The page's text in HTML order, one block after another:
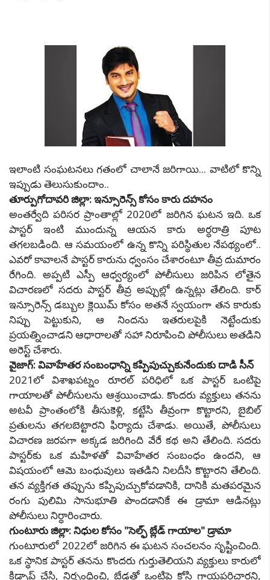
ఇలాంటి సంఘటనలు గతంలో చాలానే జరిగాయి... వాటిలో కొన్ని
ఇప్పుడు తెలుసుకుందాం..
తూర్పుగోదావరి జిల్లా: ఇన్సూరెన్స్ కోసం కారు దహనం
అంతర్వేది పరిసర ప్రాంతాల్లో 2020లో జరిగిన ఘటన ఇది. ఒక
పాస్టర్ ఇంటి ముందున్న ఆయన కారు అర్ధరాత్రి పూట
తగలబడింది. ఆ సమయంలో ఉన్న కొన్ని పరిస్థితుల నేపథ్యంలో..
ఎవరో కావాలనే పాస్టర్ కారును ధ్వంసం చేశారంటూ తీవ్ర దుమారం
రేగింది. అప్పటి ఎస్పీ ఆధ్వర్యంలో పోలీసులు జరిపిన లోతైన
విచారణలో సదరు పాస్టర్ తీవ్ర అప్పుల్లో ఉన్నట్లు తేలింది. కార్
ఇన్సూరెన్స్ డబ్బుల క్లెయిమ్ కోసం అతనే స్వయంగా తన కారుకు
నిప్పు పెట్టుకుని, ఆ నిందను ఇతరులపైకి నెట్టేందుకు
ప్రయత్నించాడని ఆధారాలతో సహా నిరూపించి పోలీసులు అతడిని
అరెస్ట్ చేశారు.
వైజాగ్: వివాహేతర సంబంధాన్ని కప్పిపుచ్చుకునేందుకు దాడి సీన్
2021లో విశాఖపట్నం రూరల్ పరిధిలో ఒక పాస్టర్ ఒంటిపై
గాయాలతో పోలీసులను ఆశ్రయించాడు. కొందరు వ్యక్తులు తనను
అటవీ ప్రాంతంలోకి తీసుకెళ్లి, కట్టేసి తీవ్రంగా కొట్టారని, బైబిల్
ప్రతులను తగలబెట్టారని ఫిర్యాదు చేశాడు. అయితే, పోలీసులు
విచారణ జరపగా అక్కడ జరిగింది వేరే కథ అని తేలింది. సదరు
పాస్టర్‌కు ఒక మహిళతో వివాహేతర సంబంధం ఉందని, ఆ
విషయంలో ఆమె బంధువులు ఇతడిని నిలదీసి కొట్టారని తేలింది.
తన వ్యక్తిగత తప్పును కప్పిపుచ్చుకోవడానికి, దానికి మతపరమైన
రంగు పులిమి సానుభూతి పొందడానికే ఈ డ్రామా ఆడినట్లు
పోలీసులు నిర్ధారించారు.
గుంటూరు జిల్లా: నిధుల కోసం "సెల్ఫ్ బ్లేడ్ గాయాల" డ్రామా
గుంటూరులో 2022లో జరిగిన ఈ ఘటన సంచలనం సృష్టించింది.
ఒక స్థానిక పాస్టర్ తనను కొందరు గుర్తుతెలియని వ్యక్తులు కారులో
కిడ్నాప్ చేసి, నిర్బంధించి, బ్లేడ్లతో ఒంటిపై కోసి గాయపరిచారని,